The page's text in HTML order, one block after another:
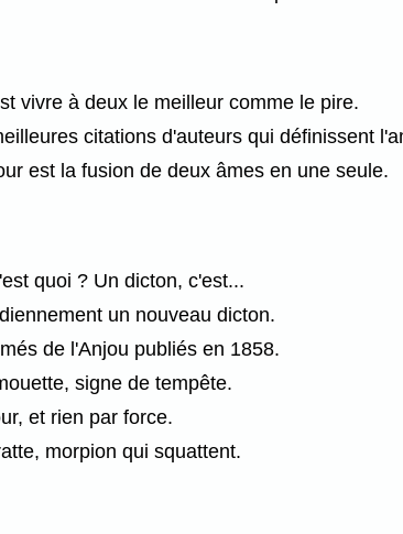
vivre à deux le meilleur comme le pire.
citations d'auteurs qui définissent
est la fusion de deux âmes en une seule.
quoi ? Un dicton, c'est...
un nouveau dicton.
de l'Anjou publiés en 1858.
signe de tempête.
et rien par force.
morpion qui squattent.